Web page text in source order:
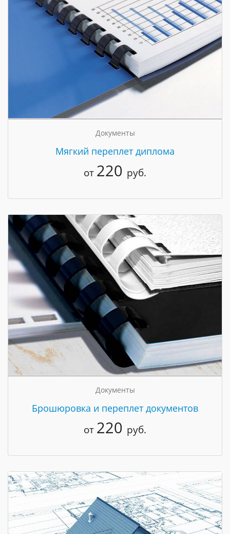
Документы
Мягкий переплет диплома
от 220 руб.
Документы
Брошюровка и переплет документов
от 220 руб.